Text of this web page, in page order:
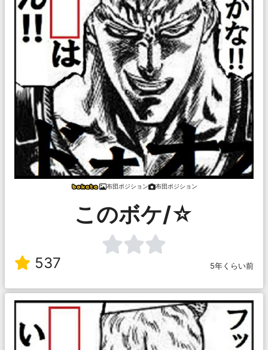
布団ポジション 布団ポジション
このボケ/☆
537 5年くらい前